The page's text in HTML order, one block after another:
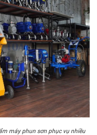
máy phun sơn phục vụ nhiều